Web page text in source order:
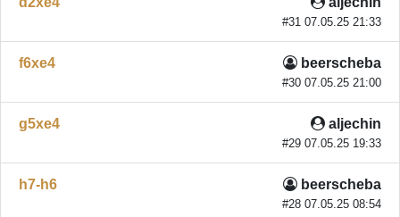
#31 07.05.25 21:33
beerscheba
#30 07.05.25 21:00
f6xe4
aljechin
#29 07.05.25 19:33
g5xe4
beerscheba
#28 07.05.25 08:54
h7-h6